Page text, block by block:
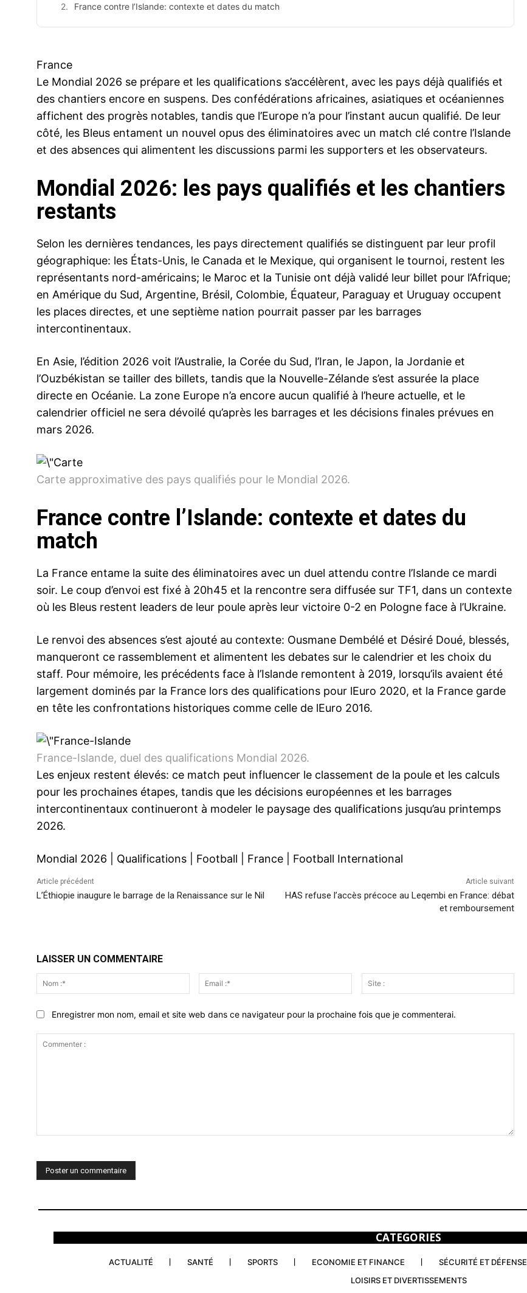
France contre l’Islande: contexte et dates du match
France
Le Mondial 2026 se prépare et les qualifications s’accélèrent, avec les pays déjà qualifiés et
des chantiers encore en suspens. Des confédérations africaines, asiatiques et océaniennes
affichent des progrès notables, tandis que l’Europe n’a pour l’instant aucun qualifié. De leur
côté, les Bleus entament un nouvel opus des éliminatoires avec un match clé contre l’Islande
et des absences qui alimentent les discussions parmi les supporters et les observateurs.
Mondial 2026: les pays qualifiés et les chantiers
restants
Selon les dernières tendances, les pays directement qualifiés se distinguent par leur profil
géographique: les États-Unis, le Canada et le Mexique, qui organisent le tournoi, restent les
représentants nord-américains; le Maroc et la Tunisie ont déjà validé leur billet pour l’Afrique;
en Amérique du Sud, Argentine, Brésil, Colombie, Équateur, Paraguay et Uruguay occupent
les places directes, et une septième nation pourrait passer par les barrages
intercontinentaux.
En Asie, l’édition 2026 voit l’Australie, la Corée du Sud, l’Iran, le Japon, la Jordanie et
l’Ouzbékistan se tailler des billets, tandis que la Nouvelle-Zélande s’est assurée la place
directe en Océanie. La zone Europe n’a encore aucun qualifié à l’heure actuelle, et le
calendrier officiel ne sera dévoilé qu’après les barrages et les décisions finales prévues en
mars 2026.
Carte approximative des pays qualifiés pour le Mondial 2026.
France contre l’Islande: contexte et dates du
match
La France entame la suite des éliminatoires avec un duel attendu contre l’Islande ce mardi
soir. Le coup d’envoi est fixé à 20h45 et la rencontre sera diffusée sur TF1, dans un contexte
où les Bleus restent leaders de leur poule après leur victoire 0-2 en Pologne face à l’Ukraine.
Le renvoi des absences s’est ajouté au contexte: Ousmane Dembélé et Désiré Doué, blessés,
manqueront ce rassemblement et alimentent les debates sur le calendrier et les choix du
staff. Pour mémoire, les précédents face à l’Islande remontent à 2019, lorsqu’ils avaient été
largement dominés par la France lors des qualifications pour lEuro 2020, et la France garde
en tête les confrontations historiques comme celle de lEuro 2016.
France-Islande, duel des qualifications Mondial 2026.
Les enjeux restent élevés: ce match peut influencer le classement de la poule et les calculs
pour les prochaines étapes, tandis que les décisions européennes et les barrages
intercontinentaux continueront à modeler le paysage des qualifications jusqu’au printemps
2026.
Mondial 2026 Qualifications Football France Football International
Article précédent
L’Éthiopie inaugure le barrage de la Renaissance sur le Nil
Article suivant
HAS refuse l’accès précoce au Leqembi en France: débat
et remboursement
LAISSER UN COMMENTAIRE
Nom
:*
Email
:*
:
Enregistrer mon nom, email et site web dans ce navigateur pour la prochaine fois que je commenterai.
CATEGORIES
ACTUALITÉ SANTÉ SPORTS ECONOMIE ET FINANCE SÉCURITÉ ET DÉFENSE
LOISIRS ET DIVERTISSEMENTS